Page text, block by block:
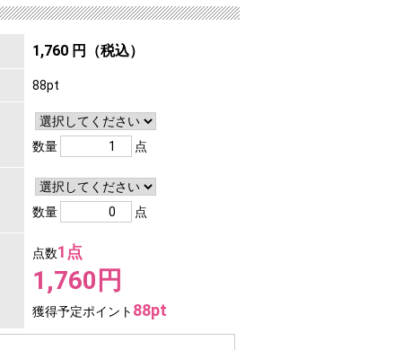
1,760 円（税込）
88pt
数量 点
数量
点
点数1点
1,760円
獲得予定ポイント 88pt